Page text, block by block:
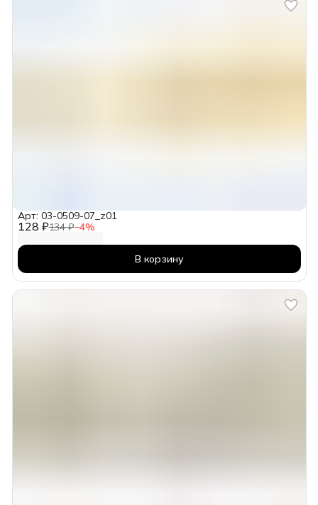
128 ₽134 ₽−4%
Арт: 03-0509-07_z01
В корзину